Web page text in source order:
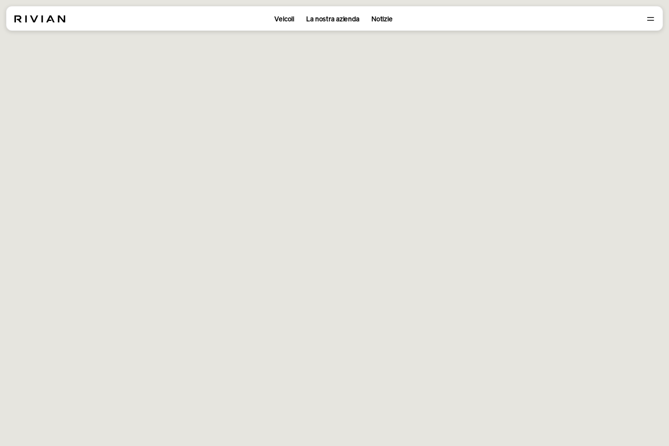
Veicoli La nostra azienda Notizie